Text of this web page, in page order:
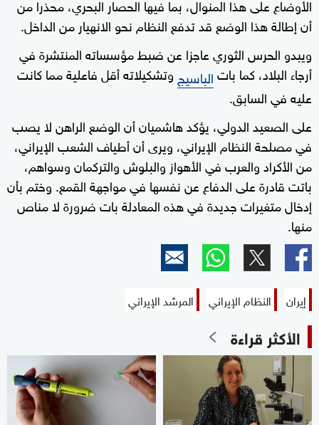
الأوضاع على هذا المنوال، بما فيها الحصار البحري، محذرا من
أن إطالة هذا الوضع قد تدفع النظام نحو الانهيار من الداخل.
ويبدو الحرس الثوري عاجزا عن ضبط مؤسساته المنتشرة في
أرجاء البلاد، كما باتالباسيج وتشكيلاته أقل فاعلية مما كانت
عليه في السابق.
على الصعيد الدولي، يؤكد هاشميان أن الوضع الراهن لا يصب
في مصلحة النظام الإيراني، ويرى أن أطياف الشعب الإيراني،
من الأكراد والعرب في الأهواز والبلوش والتركمان وسواهم،
باتت قادرة على الدفاع عن نفسها في مواجهة القمع. وختم بأن
إدخال متغيرات جديدة في هذه المعادلة بات ضرورة لا مناص
منها.
إيران النظام الإيراني المرشد الإيراني
الأكثر قراءة